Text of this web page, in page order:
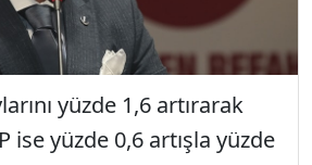
yüzde 1,6 artırarak
ise yüzde 0,6 artışla yüzde